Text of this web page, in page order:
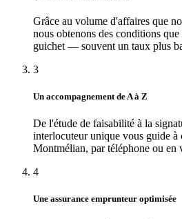
Grâce au volume d'affaires que
nous obtenons des conditions
guichet — souvent un taux plus
3
Un accompagnement de A à Z
De l'étude de faisabilité à la
interlocuteur unique vous guide à
Montmélian, par téléphone ou en
4
Une assurance emprunteur optimisée